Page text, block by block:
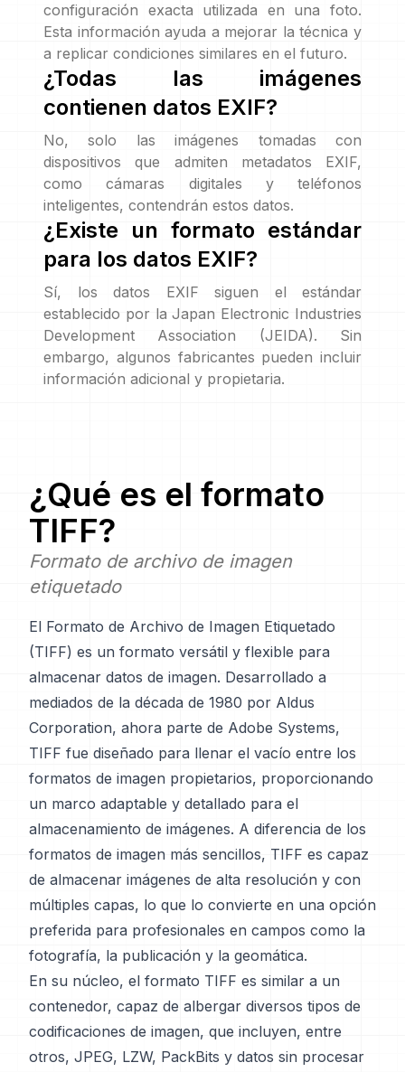
configuración exacta utilizada en una foto.
Esta información ayuda a mejorar la técnica y
a replicar condiciones similares en el futuro.
¿Todas las imágenes
contienen datos EXIF?
No, solo las imágenes tomadas con
dispositivos que admiten metadatos EXIF,
como cámaras digitales y teléfonos
inteligentes, contendrán estos datos.
¿Existe un formato estándar
para los datos EXIF?
Sí, los datos EXIF siguen el estándar
establecido por la Japan Electronic Industries
Development Association (JEIDA). Sin
embargo, algunos fabricantes pueden incluir
información adicional y propietaria.
¿Qué es el formato
TIFF?
Formato de archivo de imagen
etiquetado
El Formato de Archivo de Imagen Etiquetado
(TIFF) es un formato versátil y flexible para
almacenar datos de imagen. Desarrollado a
mediados de la década de 1980 por Aldus
Corporation, ahora parte de Adobe Systems,
TIFF fue diseñado para llenar el vacío entre los
formatos de imagen propietarios, proporcionando
un marco adaptable y detallado para el
almacenamiento de imágenes. A diferencia de los
formatos de imagen más sencillos, TIFF es capaz
de almacenar imágenes de alta resolución y con
múltiples capas, lo que lo convierte en una opción
preferida para profesionales en campos como la
fotografía, la publicación y la geomática.
En su núcleo, el formato TIFF es similar a un
contenedor, capaz de albergar diversos tipos de
codificaciones de imagen, que incluyen, entre
otros, JPEG, LZW, PackBits y datos sin procesar